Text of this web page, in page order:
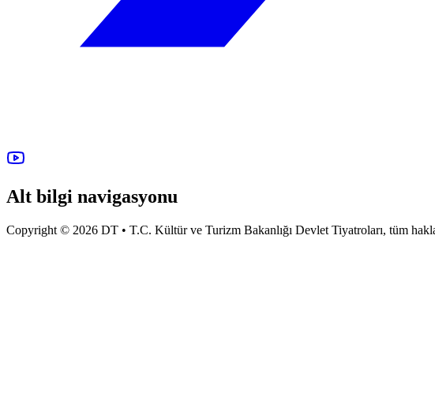
Alt bilgi navigasyonu
Copyright © 2026 DT • T.C. Kültür ve Turizm Bakanlığı Devlet Tiyatroları, tüm